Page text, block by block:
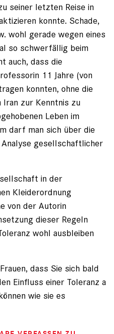
seiner letzten Reise in
konnte. Schade,
wohl gerade wegen eines
so schwerfällig beim
auch, dass die
11 Jahre (von
konnten, ohne die
zur Kenntnis zu
Leben im
darf man sich über die
gesellschaftlicher
in der
Kleiderordnung
von der Autorin
dieser Regeln
wohl ausbleiben
dass Sie sich bald
Einfluss einer Toleranz a
wie sie es